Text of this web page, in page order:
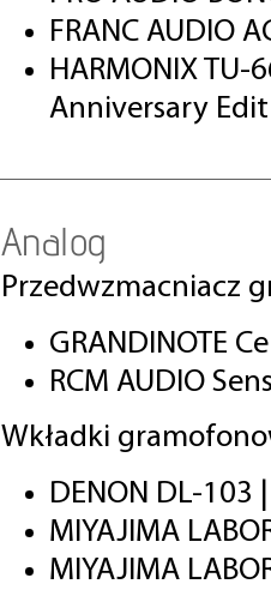
FRANC AUDIO
HARMONIX TU-
Anniversary
Analog
Przedwzmacniacz
GRANDINOTE
RCM AUDIO
Wkładki
DENON DL-103
MIYAJIMA
MIYAJIMA